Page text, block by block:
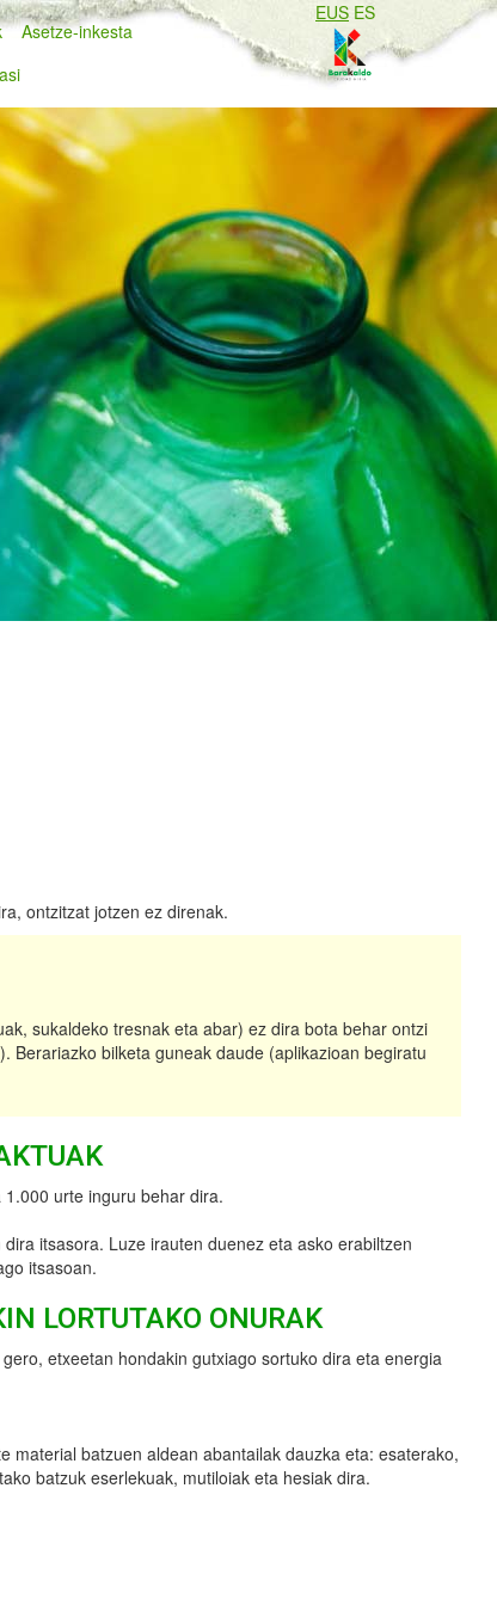
EUS ES
Asetze-inkesta
ontzitzat jotzen ez direnak.
sukaldeko tresnak eta abar) ez dira bota behar ontzi
Berariazko bilketa guneak daude (aplikazioan begiratu
urte inguru behar dira.
itsasora. Luze irauten duenez eta asko erabiltzen
itsasoan.
LORTUTAKO ONURAK
etxeetan hondakin gutxiago sortuko dira eta energia
material batzuen aldean abantailak dauzka eta: esaterako,
batzuk eserlekuak, mutiloiak eta hesiak dira.